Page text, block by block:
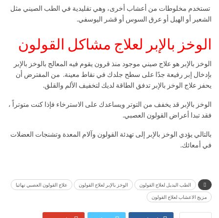
تستخدم مخلوطات من أعشاب أخرى، وهي تقليدية في الطب الصيني مثل
الشعير أو الهيل أو عرق السوس أو قشر اليوسفي.
الوخز بالإبر لعلاج مشاكل القولون
الوخز بالإبر هو علاج صيني موجود منذ قرون يقوم فيه المعالج بالوخز بالإبر
بإدخال إبر رفيعة جدًا على سطح جلدك في نقاط معينة. من المفترض أن
يحفز علاج الوخز بالإبر تدفق الطاقة لديك لتخفيف الألم والقلق.
الوخز بالإبر قد يخفف من التوتر ويساعدك على الاسترخاء فإذا كنت متوتراً ،
فقد تبدا أعراض القولون العصبي.
بالتالي يؤدي الوخز بالإبر إلى تهدئة القولون وآلام المعدة وتشنجات العضلات
في أمعائك.
الطب البديل لعلاج القولون الوخز بالإبر لعلاج القولون علاج القولون العصبي نهائيا
مزيج الاعشاب لعلاج القولون